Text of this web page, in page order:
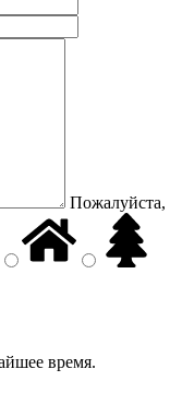
Пожалуйста,
время.